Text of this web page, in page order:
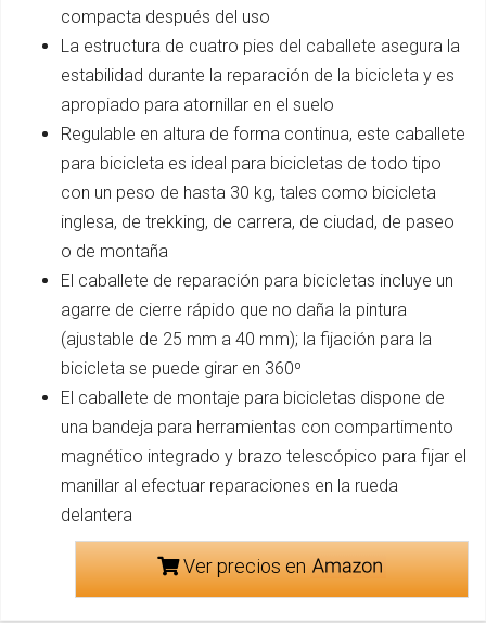
compacta después del uso
La estructura de cuatro pies del caballete asegura la
estabilidad durante la reparación de la bicicleta y es
apropiado para atornillar en el suelo
Regulable en altura de forma continua, este caballete
para bicicleta es ideal para bicicletas de todo tipo
con un peso de hasta 30 kg, tales como bicicleta
inglesa, de trekking, de carrera, de ciudad, de paseo
o de montaña
El caballete de reparación para bicicletas incluye un
agarre de cierre rápido que no daña la pintura
(ajustable de 25 mm a 40 mm); la fijación para la
bicicleta se puede girar en 360º
El caballete de montaje para bicicletas dispone de
una bandeja para herramientas con compartimento
magnético integrado y brazo telescópico para fijar el
manillar al efectuar reparaciones en la rueda
delantera
Ver precios en